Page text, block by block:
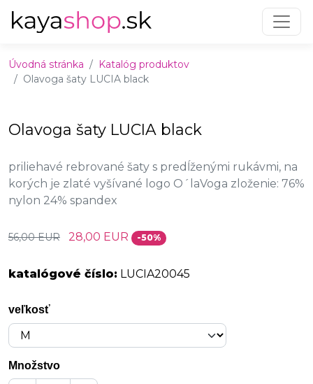
Úvodná stránka
Katalóg produktov
Olavoga šaty LUCIA black
Olavoga šaty LUCIA black
priliehavé rebrované šaty s predĺženými rukávmi, na
korých je zlaté vyšívané logo O´laVoga zloženie: 76%
nylon 24% spandex
56,00 EUR 28,00 EUR -50%
katalógové číslo: LUCIA20045
veľkosť
Množstvo